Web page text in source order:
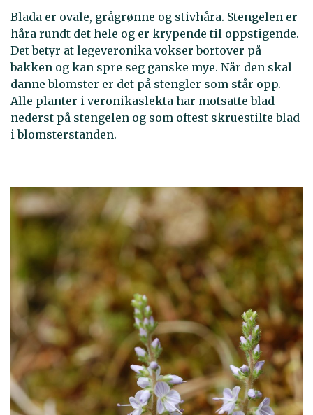
Blada er ovale, grågrønne og stivhåra. Stengelen er
håra rundt det hele og er krypende til oppstigende.
Det betyr at legeveronika vokser bortover på
bakken og kan spre seg ganske mye. Når den skal
danne blomster er det på stengler som står opp.
Alle planter i veronikaslekta har motsatte blad
nederst på stengelen og som oftest skruestilte blad
i blomsterstanden.